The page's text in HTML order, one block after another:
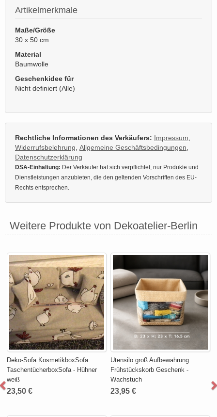
Artikelmerkmale
Maße/Größe
30 x 50 cm
Material
Baumwolle
Geschenkidee für
Nicht definiert (Alle)
Rechtliche Informationen des Verkäufers: Impressum
Widerrufsbelehrung Allgemeine Geschäftsbedingungen
Datenschutzerklärung
DSA-Einhaltung: Der Verkäufer hat sich verpflichtet, nur Produkte und
Dienstleistungen anzubieten, die den geltenden Vorschriften des EU-
Rechts entsprechen.
Weitere Produkte von Dekoatelier-Berlin
Deko-Sofa KosmetikboxSofa
TaschentücherboxSofa - Hühner
weiß
23,50 €
Utensilo groß Aufbewahrung
Frühstückskorb Geschenk -
Wachstuch
23,95 €